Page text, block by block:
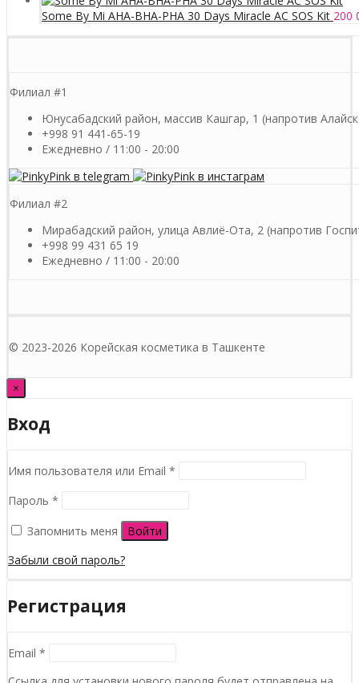
Some By Mi AHA-BHA-PHA 30 Days Miracle AC SOS Kit 200
Филиал #1
Юнусабадский район, массив Кашгар, 1 (напротив
+998 91 441-65-19
Ежедневно / 11:00 - 20:00
Филиал #2
Мирабадский район, улица Авлиё-Ота, 2 (напротив
+998 99 431 65 19
Ежедневно / 11:00 - 20:00
© 2023-2026 Корейская косметика в Ташкенте
×
Вход
Имя пользователя или Email *
Пароль *
Запомнить меня
Войти
Забыли свой пароль?
Регистрация
Email *